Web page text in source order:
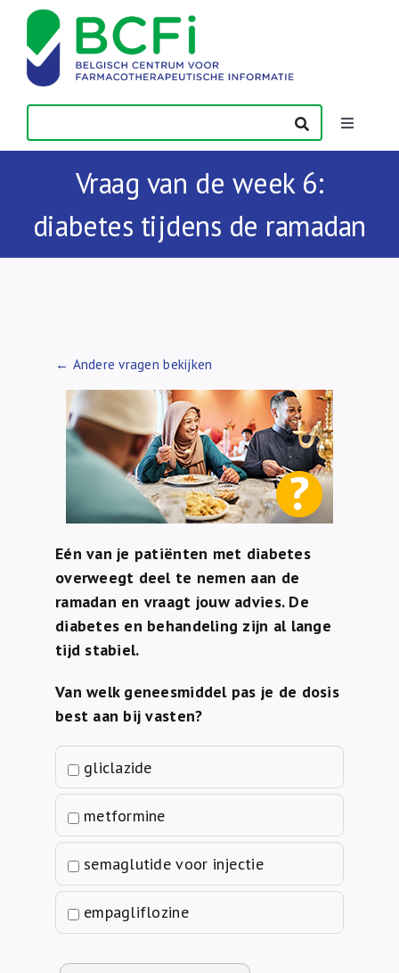
content
Toggle
Publicaties
Over ons
Vraag van de week 6:
diabetes tijdens de ramadan
← Andere vragen bekijken
Eén van je patiënten met diabetes
overweegt deel te nemen aan de
ramadan en vraagt jouw advies. De
diabetes en behandeling zijn al lange
tijd stabiel.
Van welk geneesmiddel pas je de dosis
best aan bij vasten?
gliclazide
metformine
semaglutide voor injectie
empagliflozine